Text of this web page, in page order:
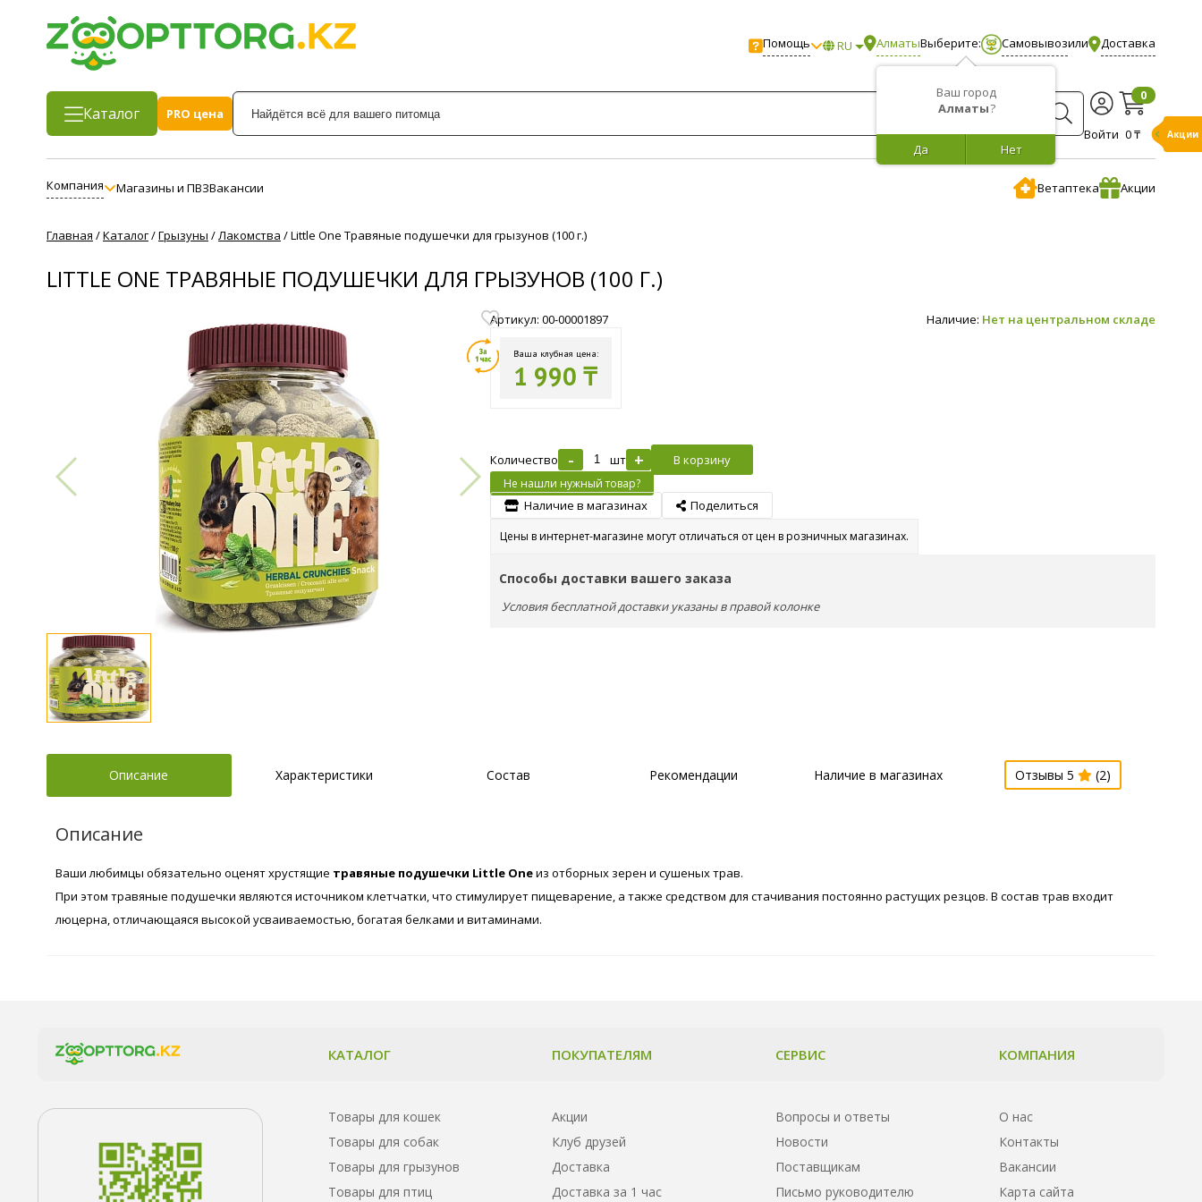
Помощь RU Алматы
Ваш город
Алматы?
Нет
Да
Выберите: Самовывозили Доставка
Каталог
PRO цена
Войти
0
0 ₸
Компания Магазины и ПВЗВакансии Ветаптека Акции
Главная /Каталог/Грызуны /Лакомства /Little One Травяные подушечки для грызунов (100 г.)
LITTLE ONE ТРАВЯНЫЕ ПОДУШЕЧКИ ДЛЯ ГРЫЗУНОВ (100 Г.)
Артикул: 00-00001897 Наличие: Нет на центральном складе
Ваша клубная цена:
1 990 ₸
Количество - шт + В корзину
Не нашли нужный товар?
Наличие в магазинах Поделиться
Цены в интернет-магазине могут отличаться от цен в розничных магазинах.
Способы доставки вашего заказа
Условия бесплатной доставки указаны в правой колонке
Описание Характеристики Состав Рекомендации Наличие в магазинах Отзывы 5 (2)
Описание
Ваши любимцы обязательно оценят хрустящие травяные подушечки Little Oneиз отборных зерен и сушеных трав.
При этом травяные подушечки являются источником клетчатки, что стимулирует пищеварение, а также средством для стачивания постоянно растущих резцов. В состав трав входит
люцерна, отличающаяся высокой усваиваемостью, богатая белками и витаминами.
КАТАЛОГ
Товары для кошек
Товары для собак
Товары для грызунов
Товары для птиц
ПОКУПАТЕЛЯМ
Акции
Клуб друзей
Доставка
Доставка за 1 час
СЕРВИС
Вопросы и ответы
Новости
Поставщикам
Письмо руководителю
КОМПАНИЯ
О нас
Контакты
Вакансии
Карта сайта
Акции